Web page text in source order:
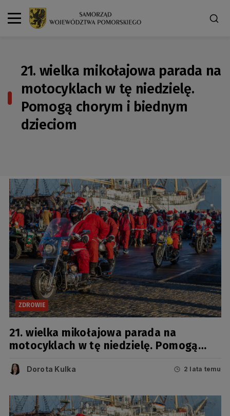
21. wielka mikołajowa parada na
motocyklach w tę niedzielę.
Pomogą chorym i biednym
dzieciom
ZDROWIE
21. wielka mikołajowa parada na
motocyklach w tę niedzielę. Pomogą
Dorota Kulka 2 lata temu